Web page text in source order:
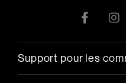
Support pour les